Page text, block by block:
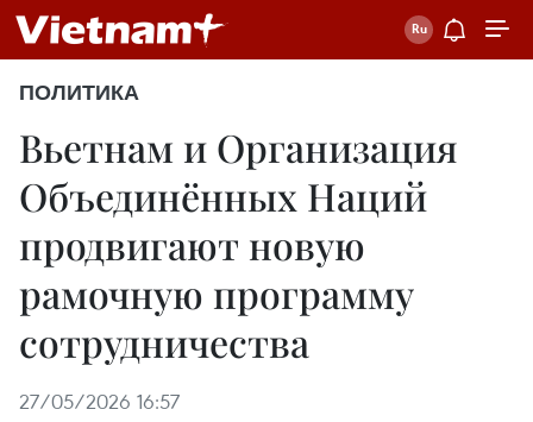
ПОЛИТИКА
Вьетнам и Организация
Объединённых Наций
продвигают новую
рамочную программу
сотрудничества
27/05/2026 16:57